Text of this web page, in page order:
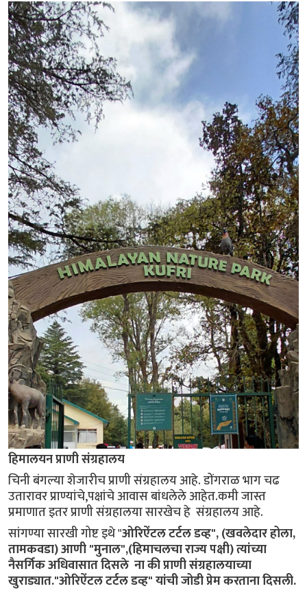
हिमालयन प्राणी संग्रहालय
चिनी बंगल्या शेजारीच प्राणी संग्रहालय आहे. डोंगराळ भाग चढ
उतारावर प्राण्यांचे,पक्षांचे आवास बांधलेले आहेत.कमी जास्त
प्रमाणात इतर प्राणी संग्रहालया सारखेच हे संग्रहालय आहे.
सांगण्या सारखी गोष्ट इथे "ओरिऐंटल टर्टल डव्ह", (खवलेदार होला,
तामकवडा) आणी "मुनाल",(हिमाचलचा राज्य पक्षी) त्यांच्या
नैसर्गिक अधिवासात दिसले ना की प्राणी संग्रहालयाच्या
खुराड्यात."ओरिऐंटल टर्टल डव्ह" यांची जोडी प्रेम करताना दिसली.